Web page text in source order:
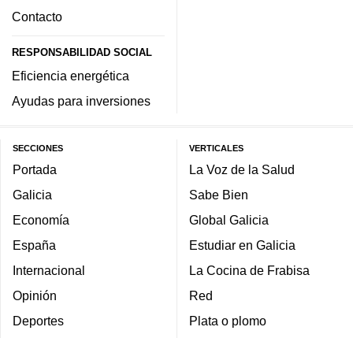
Contacto
RESPONSABILIDAD SOCIAL
Eficiencia energética
Ayudas para inversiones
SECCIONES
Portada
Galicia
Economía
España
Internacional
Opinión
Deportes
VERTICALES
La Voz de la Salud
Sabe Bien
Global Galicia
Estudiar en Galicia
La Cocina de Frabisa
Red
Plata o plomo